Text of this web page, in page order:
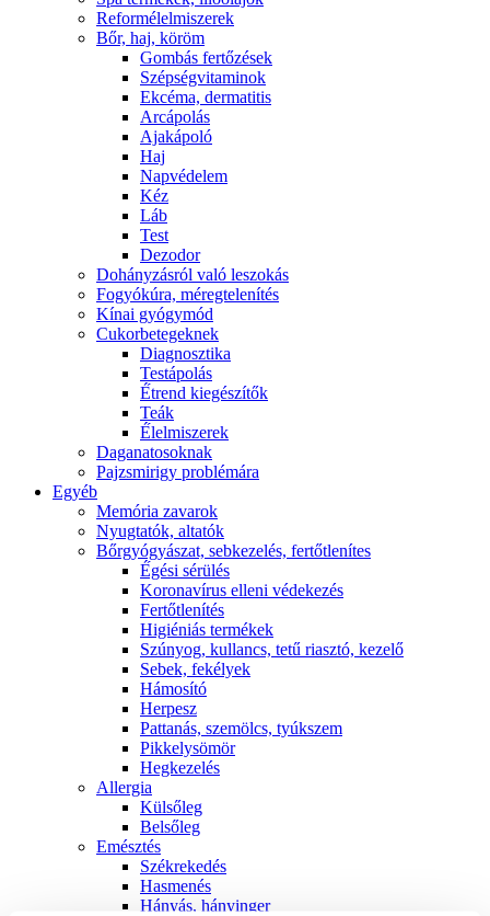
Reformélelmiszerek
Bőr, haj, köröm
Gombás fertőzések
Szépségvitaminok
Ekcéma, dermatitis
Arcápolás
Ajakápoló
Haj
Napvédelem
Kéz
Láb
Test
Dezodor
Dohányzásról való leszokás
Fogyókúra, méregtelenítés
Kínai gyógymód
Cukorbetegeknek
Diagnosztika
Testápolás
É́trend kiegészítők
Teák
É́lelmiszerek
Daganatosoknak
Pajzsmirigy problémára
Egyéb
Memória zavarok
Nyugtatók, altatók
Bőrgyógyászat, sebkezelés, fertőtlenítes
É́gési sérülés
Koronavírus elleni védekezés
Fertőtlenítés
Higiéniás termékek
Szúnyog, kullancs, tetű riasztó, kezelő
Sebek, fekélyek
Hámosító
Herpesz
Pattanás, szemölcs, tyúkszem
Pikkelysömör
Hegkezelés
Allergia
Külsőleg
Belsőleg
Emésztés
Székrekedés
Hasmenés
Hányás, hányinger